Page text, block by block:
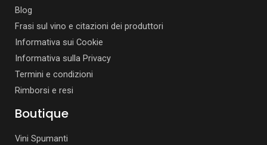
Blog
Frasi sul vino e citazioni dei produttori
Informativa sui Cookie
Informativa sulla Privacy
Termini e condizioni
Rimborsi e resi
Boutique
Vini Spumanti